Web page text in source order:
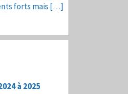
forts mais […]
à 2025